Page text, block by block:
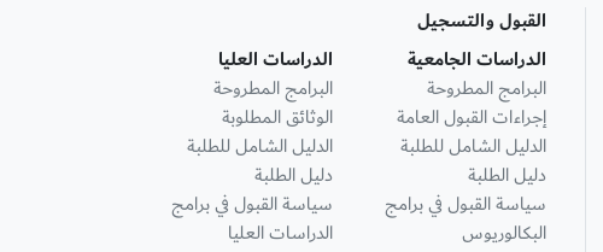
القبول والتسجيل
الدراسات الجامعية
البرامج المطروحة
إجراءات القبول العامة
الدليل الشامل للطلبة
دليل الطلبة
سياسة القبول في برامج
البكالوريوس
الدراسات العليا
البرامج المطروحة
الوثائق المطلوبة
الدليل الشامل للطلبة
دليل الطلبة
سياسة القبول في برامج
الدراسات العليا